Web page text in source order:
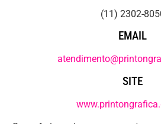
(11) 2302-
EMAIL
SITE